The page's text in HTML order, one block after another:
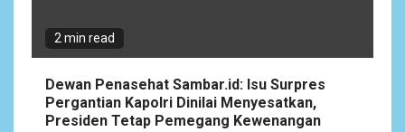
2 min read
Dewan Penasehat Sambar.id: Isu Surpres
Pergantian Kapolri Dinilai Menyesatkan,
Presiden Tetap Pemegang Kewenangan